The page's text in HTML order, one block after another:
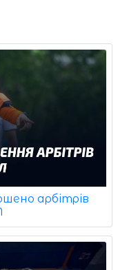
арбітрів